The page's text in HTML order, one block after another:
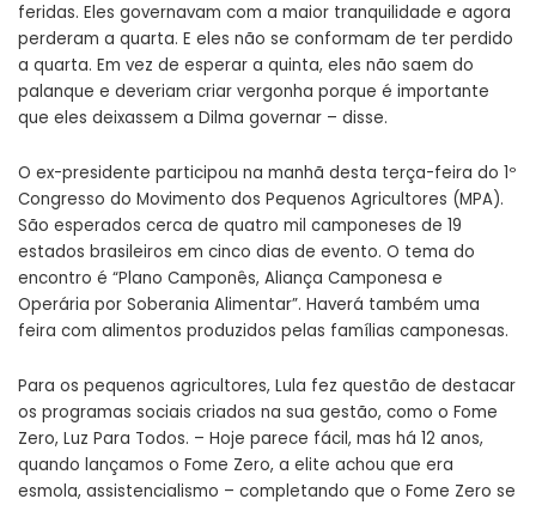
feridas. Eles governavam com a maior tranquilidade e agora
perderam a quarta. E eles não se conformam de ter perdido
a quarta. Em vez de esperar a quinta, eles não saem do
palanque e deveriam criar vergonha porque é importante
que eles deixassem a Dilma governar – disse.
O ex-presidente participou na manhã desta terça-feira do 1º
Congresso do Movimento dos Pequenos Agricultores (MPA).
São esperados cerca de quatro mil camponeses de 19
estados brasileiros em cinco dias de evento. O tema do
encontro é “Plano Camponês, Aliança Camponesa e
Operária por Soberania Alimentar”. Haverá também uma
feira com alimentos produzidos pelas famílias camponesas.
Para os pequenos agricultores, Lula fez questão de destacar
os programas sociais criados na sua gestão, como o Fome
Zero, Luz Para Todos. – Hoje parece fácil, mas há 12 anos,
quando lançamos o Fome Zero, a elite achou que era
esmola, assistencialismo – completando que o Fome Zero se